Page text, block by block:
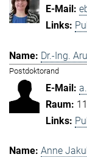
Dr.-Ing.
Postdoktorand
Anne